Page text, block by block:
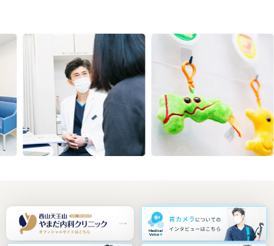
Next